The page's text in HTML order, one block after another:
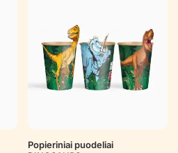
Popieriniai puodeliai